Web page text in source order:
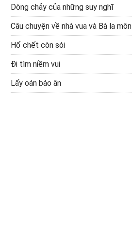
Dòng chảy của những suy nghĩ
Câu chuyện về nhà vua và Bà la môn
Hổ chết còn sói
Đi tìm niềm vui
Lấy oán báo ân